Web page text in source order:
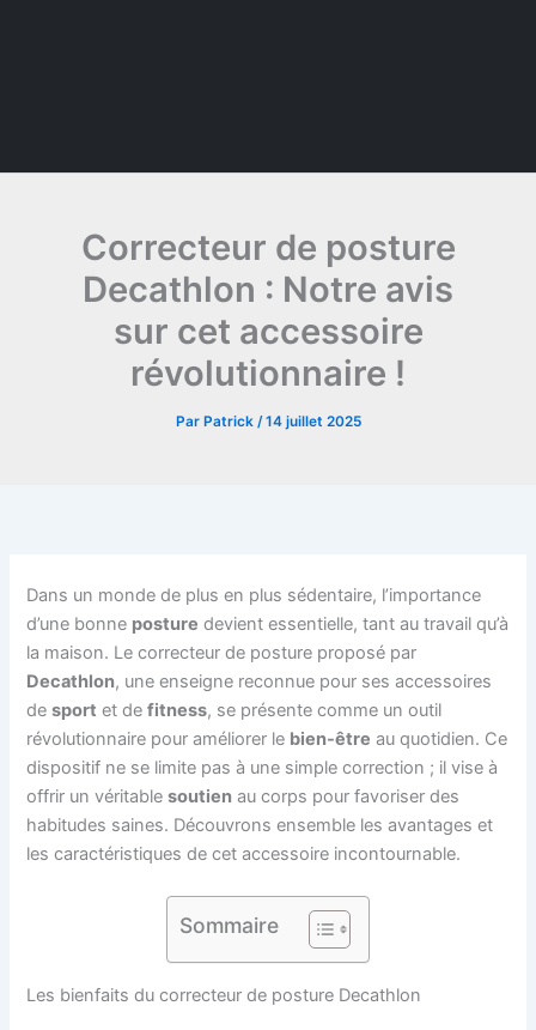
Correcteur de posture
Decathlon : Notre avis
sur cet accessoire
révolutionnaire !
Par Patrick /14 juillet 2025
Dans un monde de plus en plus sédentaire, l’importance
d’une bonne posture devient essentielle, tant au travail qu’à
la maison. Le correcteur de posture proposé par
Decathlon, une enseigne reconnue pour ses accessoires
desport et defitness, se présente comme un outil
révolutionnaire pour améliorer le bien-être au quotidien. Ce
dispositif ne se limite pas à une simple correction ; il vise à
offrir un véritablesoutien au corps pour favoriser des
habitudes saines. Découvrons ensemble les avantages et
les caractéristiques de cet accessoire incontournable.
Sommaire
Les bienfaits du correcteur de posture Decathlon